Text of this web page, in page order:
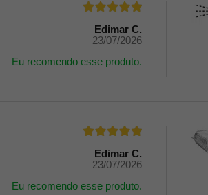
Edimar C.
23/07/2026
Eu recomendo esse produto.
Edimar C.
23/07/2026
Eu recomendo esse produto.